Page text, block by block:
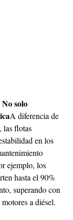
solo
A diferencia de
las flotas
en los
ejemplo, los
hasta el 90%
superando con
a diésel.